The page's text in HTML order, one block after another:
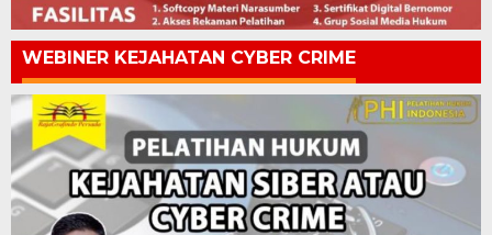
WEBINER KEJAHATAN CYBER CRIME